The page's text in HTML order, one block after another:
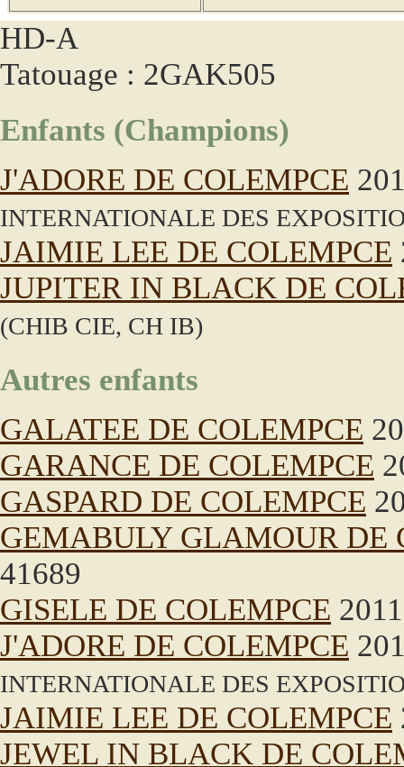
HD-A
Tatouage : 2GAK505
Enfants (Champions)
J'ADORE DE COLEMPCE
INTERNATIONALE DES
JAIMIE LEE DE COLEMPCE
JUPITER IN BLACK DE
(CHIB CIE, CH IB)
Autres enfants
GALATEE DE COLEMPCE
GARANCE DE COLEMPCE
GASPARD DE COLEMPCE
GEMABULY GLAMOUR DE
41689
GISELE DE COLEMPCE
J'ADORE DE COLEMPCE
INTERNATIONALE DES
JAIMIE LEE DE COLEMPCE
JEWEL IN BLACK DE